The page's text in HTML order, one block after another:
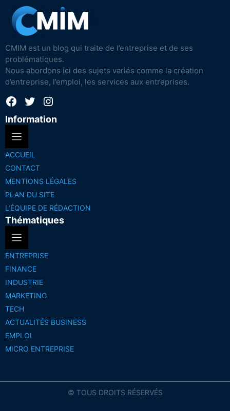
CMIM est un blog qui traite de l’entreprise et de ses
problématiques.
Nous abordons ici des sujets variés comme la création
d’entreprise, l’emploi, les services aux entreprises.
Facebook
TwitterInstagram
Information
ACCUEIL
CONTACT
MENTIONS LÉGALES
PLAN DU SITE
L’ÉQUIPE DE RÉDACTION
Thématiques
ENTREPRISE
FINANCE
INDUSTRIE
MARKETING
TECH
ACTUALITÉS BUSINESS
EMPLOI
MICRO ENTREPRISE
© TOUS DROITS RÉSERVÉS